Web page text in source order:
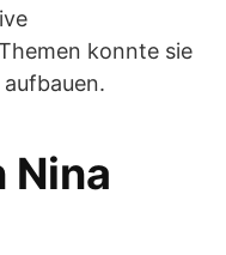
konnte sie
Nina